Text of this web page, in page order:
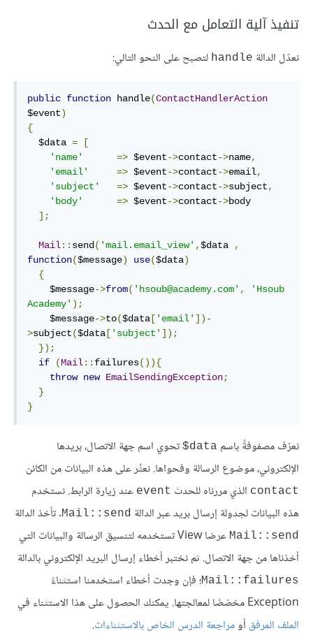
تنفيذ آلية التعامل مع الحدث
نعدّل الدالة handle لتصبح على النحو التالي:
public function handle(ContactHandlerAction
$event)
{
  $data
=
[
'name'
=> $event->contact->name,
'email'
=> $event->contact->email,
'subject'
=> $event->contact->subject,
'body'
=> $event->contact->body
];
Mail:: send( 'mail.email_view' ,$data
,
function($message) use($data)
{
    $message
->from( 'hsoub@academy.com' ,
'Hsoub
Academy' );
    $message
->to($data[ 'email' ])-
>subject($data[ 'subject' ]);
});
if
(Mail:: failures()){
throw new EmailSendingException;
}
}
نعرّف مصفوفةً باسم data$
تحوي اسم جهة الاتصال، بريدها
الإلكتروني، موضوع الرسالة وفحواها. نعثُر على هذه البيانات من الكائن
contact الذي مررناه للحدث event عند زيارة الرابط. نستخدم
هذه البيانات لجدولة إرسال بريد عبر الدالة Mail::send. تأخذ الدالة
Mail::send
عرضا View تستخدمه لتنسيق الرسالة والبيانات التي
أخذناها من جهة الاتصال. ثم نختبر أخطاء إرسال البريد الإلكتروني بالدالة
Mail::failures؛ فإن وجدت أخطاء استخدمنا استثناءً
Exception مخصّصًا لمعالجتها. يمكنك الحصول على هذا الاستثناء في
الملف المرفق أومراجعة الدرس الخاص بالاستثناءات.